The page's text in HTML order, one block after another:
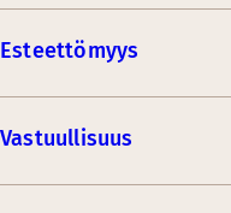
Esteettömyys
Vastuullisuus